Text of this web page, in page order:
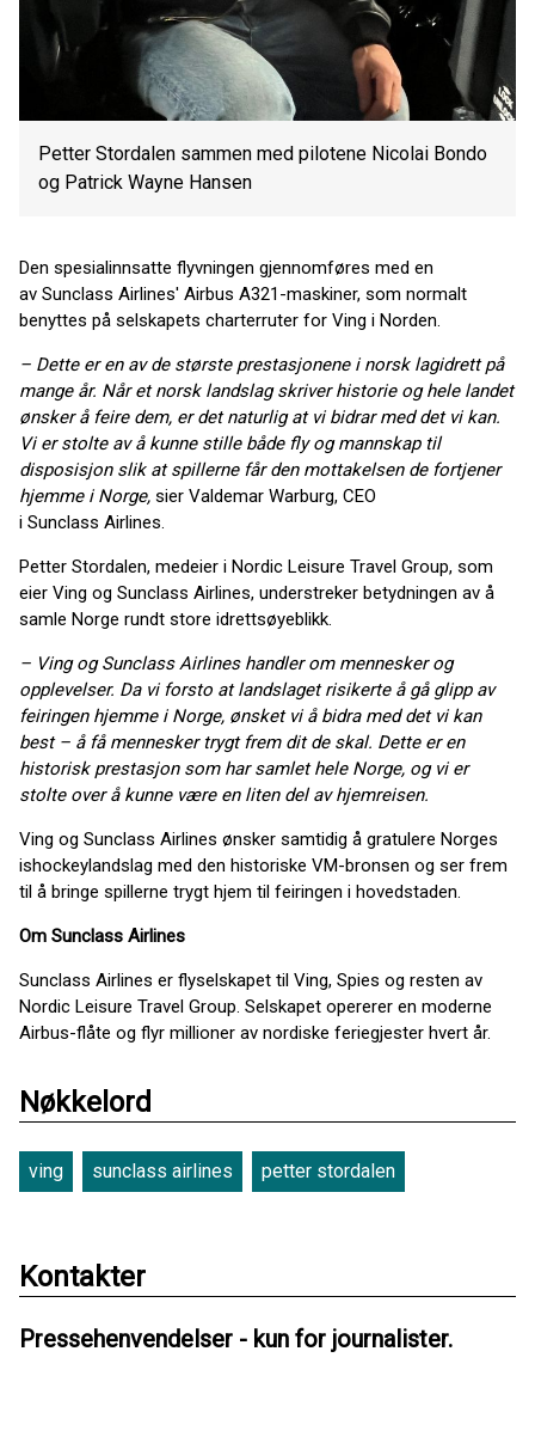
Petter Stordalen sammen med pilotene Nicolai Bondo
og Patrick Wayne Hansen
Den spesialinnsatte flyvningen gjennomføres med en
av Sunclass Airlines' Airbus A321-maskiner, som normalt
benyttes på selskapets charterruter for Ving i Norden.
– Dette er en av de største prestasjonene i norsk lagidrett på
mange år. Når et norsk landslag skriver historie og hele landet
ønsker å feire dem, er det naturlig at vi bidrar med det vi kan.
Vi er stolte av å kunne stille både fly og mannskap til
disposisjon slik at spillerne får den mottakelsen de fortjener
hjemme i Norge, sier Valdemar Warburg, CEO
i Sunclass Airlines.
Petter Stordalen, medeier i Nordic Leisure Travel Group, som
eier Ving og Sunclass Airlines, understreker betydningen av å
samle Norge rundt store idrettsøyeblikk.
– Ving og Sunclass Airlines handler om mennesker og
opplevelser. Da vi forsto at landslaget risikerte å gå glipp av
feiringen hjemme i Norge, ønsket vi å bidra med det vi kan
best – å få mennesker trygt frem dit de skal. Dette er en
historisk prestasjon som har samlet hele Norge, og vi er
stolte over å kunne være en liten del av hjemreisen.
Ving og Sunclass Airlines ønsker samtidig å gratulere Norges
ishockeylandslag med den historiske VM-bronsen og ser frem
til å bringe spillerne trygt hjem til feiringen i hovedstaden.
Om Sunclass Airlines
Sunclass Airlines er flyselskapet til Ving, Spies og resten av
Nordic Leisure Travel Group. Selskapet opererer en moderne
Airbus-flåte og flyr millioner av nordiske feriegjester hvert år.
Nøkkelord
ving sunclass airlines petter stordalen
Kontakter
Pressehenvendelser - kun for journalister.